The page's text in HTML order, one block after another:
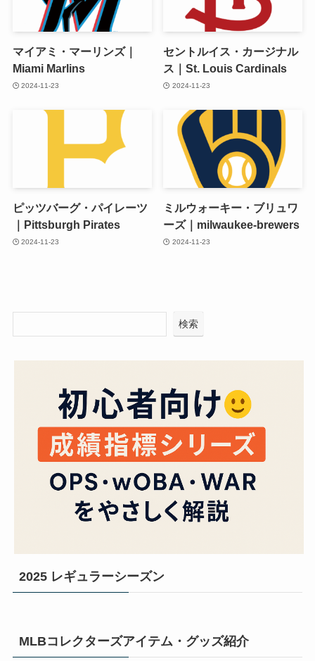
マイアミ・マーリンズ｜
Miami Marlins
2024-11-23
セントルイス・カージナル
ス｜St. Louis Cardinals
2024-11-23
ピッツバーグ・パイレーツ
｜Pittsburgh Pirates
2024-11-23
ミルウォーキー・ブリュワ
ーズ｜milwaukee-brewers
2024-11-23
検索
2025 レギュラーシーズン
MLBコレクターズアイテム・グッズ紹介